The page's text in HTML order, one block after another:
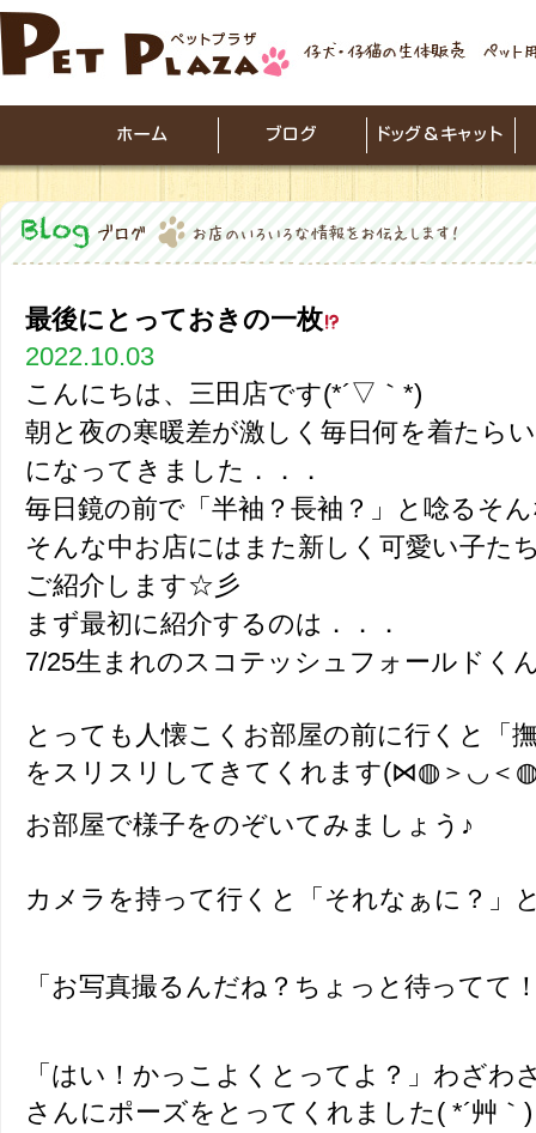
最後にとっておきの一枚
2022.10.03
こんにちは、三田店です(*´▽｀*)
朝と夜の寒暖差が激しく毎日何を着たら
になってきました．．．
毎日鏡の前で「半袖？長袖？」と唸るそ
そんな中お店にはまた新しく可愛い子た
ご紹介します☆彡
まず最初に紹介するのは．．．
​7/25生まれのスコテッシュフォールド
とっても人懐こくお部屋の前に行くと「
をスリスリしてきてくれます(⋈◍＞◡
お部屋で様子をのぞいてみましょう♪
カメラを持って行くと「それなぁに？」
「お写真撮るんだね？ちょっと待ってて
「はい！かっこよくとってよ？」わざわ
さんにポーズをとってくれました( *´艸｀)